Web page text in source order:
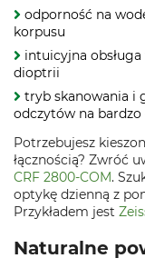
odporność na
korpusu
intuicyjna
dioptrii
tryb skanowania i
odczytów na bardzo
Potrzebujesz
łącznością? Zwróć
CRF 2800-COM.
optykę dzienną z
Przykładem jest
Naturalne